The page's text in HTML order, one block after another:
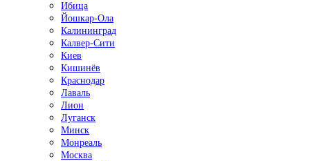
Ибица
Йошкар-Ола
Калининград
Калвер-Сити
Киев
Кишинёв
Краснодар
Лаваль
Лион
Луганск
Минск
Монреаль
Москва